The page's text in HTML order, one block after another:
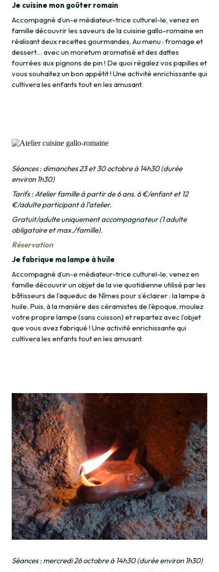
Je cuisine mon goûter romain
Accompagné d’un-e médiateur-trice culturel-le, venez en
famille découvrir les saveurs de la cuisine gallo-romaine en
réalisant deux recettes gourmandes. Au menu : fromage et
dessert… avec un moretum aromatisé et des dattes
fourrées aux pignons de pin ! De quoi régalez vos papilles et
vous souhaitez un bon appétit ! Une activité enrichissante qui
cultivera les enfants tout en les amusant.
Séances : dimanches 23 et 30 octobre à 14h30 (durée
environ 1h30)
Tarifs : Atelier famille à partir de 6 ans. 6 €/enfant et 12
€/adulte participant à l’atelier.
Gratuit/adulte uniquement accompagnateur (1 adulte
obligatoire et max./famille).
Réservation
Je fabrique ma lampe à huile
Accompagné d’un-e médiateur-trice culturel-le, venez en
famille découvrir un objet de la vie quotidienne utilisé par les
bâtisseurs de l’aqueduc de Nîmes pour s’éclairer : la lampe à
huile. Puis, à la manière des céramistes de l’époque, moulez
votre propre lampe (sans cuisson) et repartez avec l’objet
que vous avez fabriqué ! Une activité enrichissante qui
cultivera les enfants tout en les amusant.
Séances : mercredi 26 octobre à 14h30 (durée environ 1h30)